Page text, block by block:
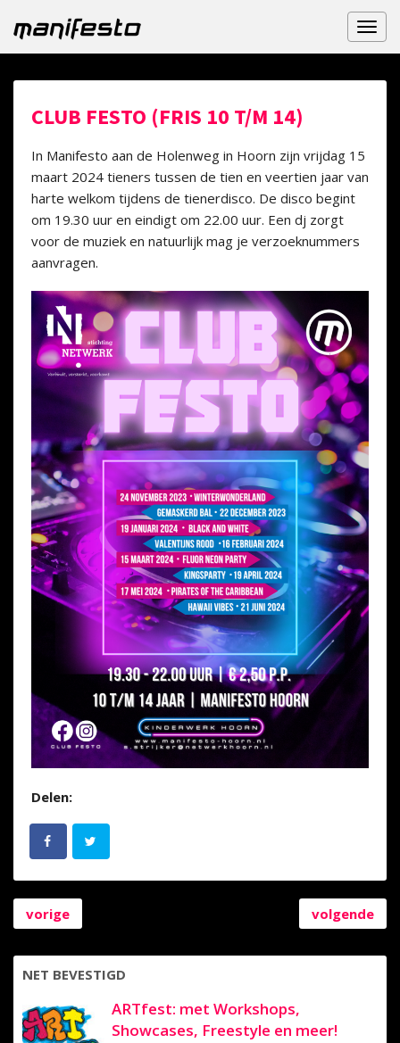
CLUB FESTO (FRIS 10 T/M 14)
In Manifesto aan de Holenweg in Hoorn zijn vrijdag 15
maart 2024 tieners tussen de tien en veertien jaar van
harte welkom tijdens de tienerdisco. De disco begint
om 19.30 uur en eindigt om 22.00 uur. Een dj zorgt
voor de muziek en natuurlijk mag je verzoeknummers
aanvragen.
Delen:
vorige volgende
NET BEVESTIGD
ARTfest: met Workshops,
Showcases, Freestyle en meer!